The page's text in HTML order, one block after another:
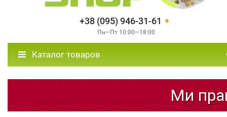
+38 (095) 946-31-61
Пн—Пт 10:00—18:00
Каталог товаров
Ми